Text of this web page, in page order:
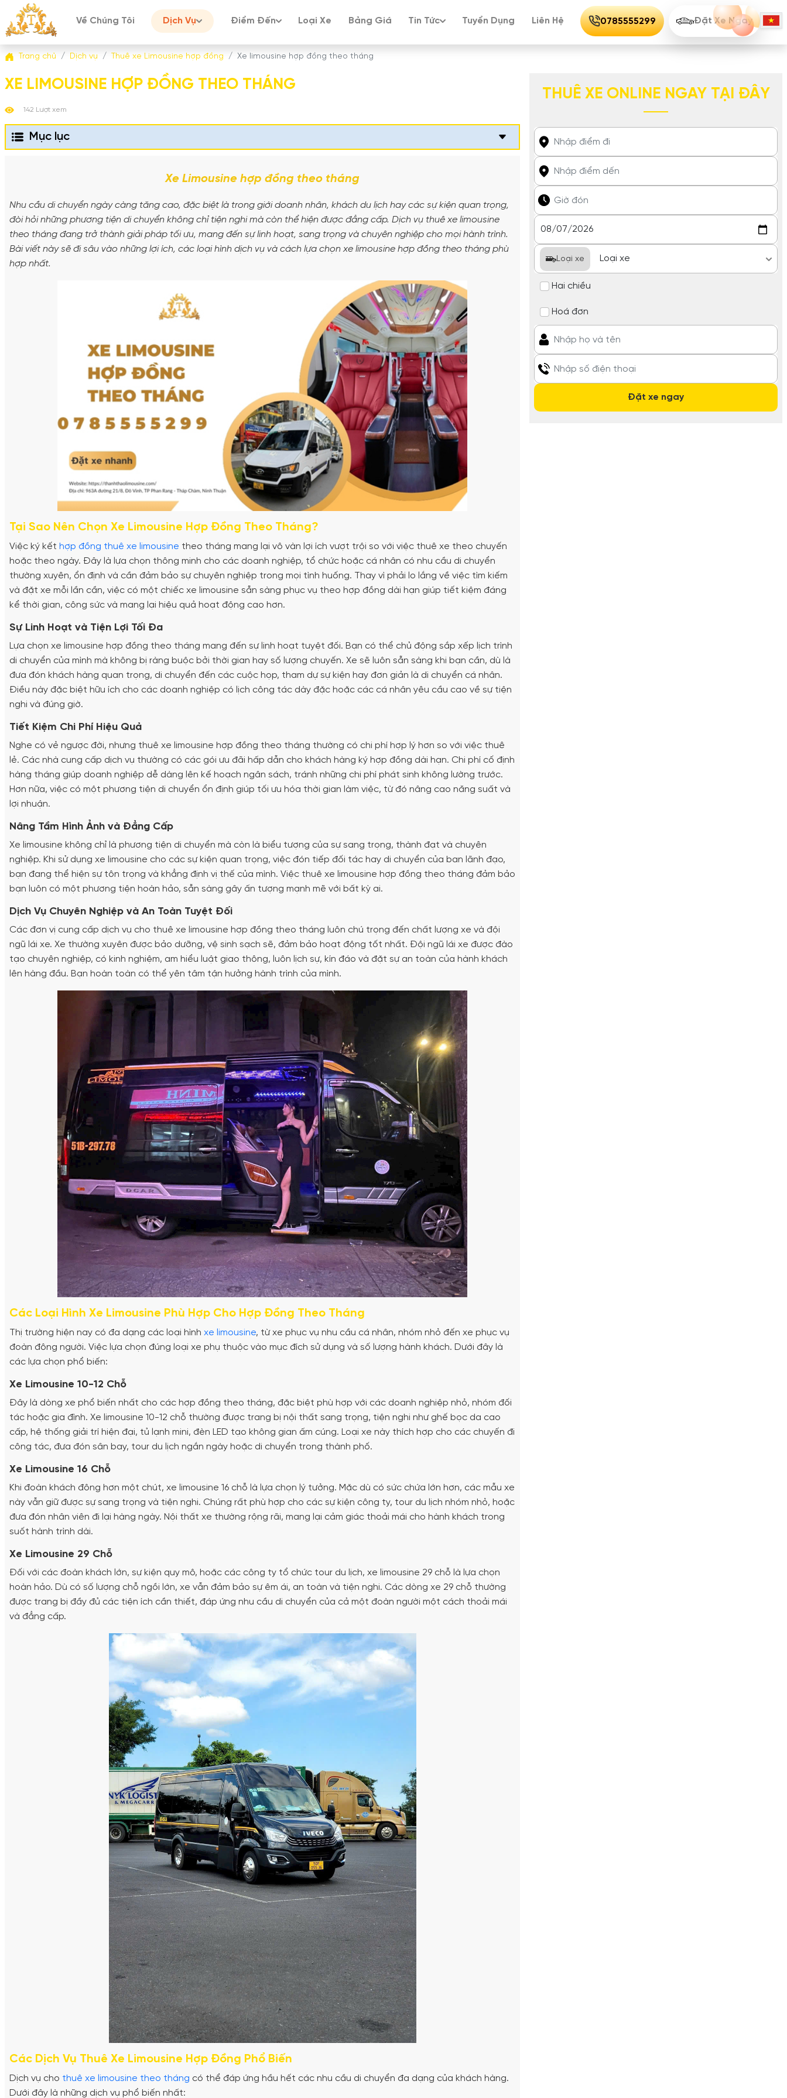
Về Chúng Tôi Dịch Vụ Điểm Đến Loại Xe Bảng Giá Tin Tức Tuyển Dụng Liên Hệ 0785555299 Đặt Xe Ngay
Trang chủ Dịch vụ Thuê xe Limousine hợp đồng Xe limousine hợp đồng theo tháng
XE LIMOUSINE HỢP ĐỒNG THEO THÁNG
142 Lượt xem
Mục lục
Xe Limousine hợp đồng theo tháng
Nhu cầu di chuyển ngày càng tăng cao, đặc biệt là trong giới doanh nhân, khách du lịch hay các sự kiện quan trọng,
đòi hỏi những phương tiện di chuyển không chỉ tiện nghi mà còn thể hiện được đẳng cấp. Dịch vụ thuê xe limousine
theo tháng đang trở thành giải pháp tối ưu, mang đến sự linh hoạt, sang trọng và chuyên nghiệp cho mọi hành trình.
Bài viết này sẽ đi sâu vào những lợi ích, các loại hình dịch vụ và cách lựa chọn xe limousine hợp đồng theo tháng phù
hợp nhất.
Tại Sao Nên Chọn Xe Limousine Hợp Đồng Theo Tháng?
Việc ký kết hợp đồng thuê xe limousine theo tháng mang lại vô vàn lợi ích vượt trội so với việc thuê xe theo chuyến
hoặc theo ngày. Đây là lựa chọn thông minh cho các doanh nghiệp, tổ chức hoặc cá nhân có nhu cầu di chuyển
thường xuyên, ổn định và cần đảm bảo sự chuyên nghiệp trong mọi tình huống. Thay vì phải lo lắng về việc tìm kiếm
và đặt xe mỗi lần cần, việc có một chiếc xe limousine sẵn sàng phục vụ theo hợp đồng dài hạn giúp tiết kiệm đáng
kể thời gian, công sức và mang lại hiệu quả hoạt động cao hơn.
Sự Linh Hoạt và Tiện Lợi Tối Đa
Lựa chọn xe limousine hợp đồng theo tháng mang đến sự linh hoạt tuyệt đối. Bạn có thể chủ động sắp xếp lịch trình
di chuyển của mình mà không bị ràng buộc bởi thời gian hay số lượng chuyến. Xe sẽ luôn sẵn sàng khi bạn cần, dù là
đưa đón khách hàng quan trọng, di chuyển đến các cuộc họp, tham dự sự kiện hay đơn giản là di chuyển cá nhân.
Điều này đặc biệt hữu ích cho các doanh nghiệp có lịch công tác dày đặc hoặc các cá nhân yêu cầu cao về sự tiện
nghi và đúng giờ.
Tiết Kiệm Chi Phí Hiệu Quả
Nghe có vẻ ngược đời, nhưng thuê xe limousine hợp đồng theo tháng thường có chi phí hợp lý hơn so với việc thuê
lẻ. Các nhà cung cấp dịch vụ thường có các gói ưu đãi hấp dẫn cho khách hàng ký hợp đồng dài hạn. Chi phí cố định
hàng tháng giúp doanh nghiệp dễ dàng lên kế hoạch ngân sách, tránh những chi phí phát sinh không lường trước.
Hơn nữa, việc có một phương tiện di chuyển ổn định giúp tối ưu hóa thời gian làm việc, từ đó nâng cao năng suất và
lợi nhuận.
Nâng Tầm Hình Ảnh và Đẳng Cấp
Xe limousine không chỉ là phương tiện di chuyển mà còn là biểu tượng của sự sang trọng, thành đạt và chuyên
nghiệp. Khi sử dụng xe limousine cho các sự kiện quan trọng, việc đón tiếp đối tác hay di chuyển của ban lãnh đạo,
bạn đang thể hiện sự tôn trọng và khẳng định vị thế của mình. Việc thuê xe limousine hợp đồng theo tháng đảm bảo
bạn luôn có một phương tiện hoàn hảo, sẵn sàng gây ấn tượng mạnh mẽ với bất kỳ ai.
Dịch Vụ Chuyên Nghiệp và An Toàn Tuyệt Đối
Các đơn vị cung cấp dịch vụ cho thuê xe limousine hợp đồng theo tháng luôn chú trọng đến chất lượng xe và đội
ngũ lái xe. Xe thường xuyên được bảo dưỡng, vệ sinh sạch sẽ, đảm bảo hoạt động tốt nhất. Đội ngũ lái xe được đào
tạo chuyên nghiệp, có kinh nghiệm, am hiểu luật giao thông, luôn lịch sự, kín đáo và đặt sự an toàn của hành khách
lên hàng đầu. Bạn hoàn toàn có thể yên tâm tận hưởng hành trình của mình.
Các Loại Hình Xe Limousine Phù Hợp Cho Hợp Đồng Theo Tháng
Thị trường hiện nay có đa dạng các loại hình xe limousine, từ xe phục vụ nhu cầu cá nhân, nhóm nhỏ đến xe phục vụ
đoàn đông người. Việc lựa chọn đúng loại xe phụ thuộc vào mục đích sử dụng và số lượng hành khách. Dưới đây là
các lựa chọn phổ biến:
Xe Limousine 10-12 Chỗ
Đây là dòng xe phổ biến nhất cho các hợp đồng theo tháng, đặc biệt phù hợp với các doanh nghiệp nhỏ, nhóm đối
tác hoặc gia đình. Xe limousine 10-12 chỗ thường được trang bị nội thất sang trọng, tiện nghi như ghế bọc da cao
cấp, hệ thống giải trí hiện đại, tủ lạnh mini, đèn LED tạo không gian ấm cúng. Loại xe này thích hợp cho các chuyến đi
công tác, đưa đón sân bay, tour du lịch ngắn ngày hoặc di chuyển trong thành phố.
Xe Limousine 16 Chỗ
Khi đoàn khách đông hơn một chút, xe limousine 16 chỗ là lựa chọn lý tưởng. Mặc dù có sức chứa lớn hơn, các mẫu xe
này vẫn giữ được sự sang trọng và tiện nghi. Chúng rất phù hợp cho các sự kiện công ty, tour du lịch nhóm nhỏ, hoặc
đưa đón nhân viên đi lại hàng ngày. Nội thất xe thường rộng rãi, mang lại cảm giác thoải mái cho hành khách trong
suốt hành trình dài.
Xe Limousine 29 Chỗ
Đối với các đoàn khách lớn, sự kiện quy mô, hoặc các công ty tổ chức tour du lịch, xe limousine 29 chỗ là lựa chọn
hoàn hảo. Dù có số lượng chỗ ngồi lớn, xe vẫn đảm bảo sự êm ái, an toàn và tiện nghi. Các dòng xe 29 chỗ thường
được trang bị đầy đủ các tiện ích cần thiết, đáp ứng nhu cầu di chuyển của cả một đoàn người một cách thoải mái
và đẳng cấp.
Các Dịch Vụ Thuê Xe Limousine Hợp Đồng Phổ Biến
Dịch vụ cho thuê xe limousine theo tháng có thể đáp ứng hầu hết các nhu cầu di chuyển đa dạng của khách hàng.
Dưới đây là những dịch vụ phổ biến nhất:
THUÊ XE ONLINE NGAY TẠI ĐÂY
Loại xe
Hai chiều
Hoá đơn